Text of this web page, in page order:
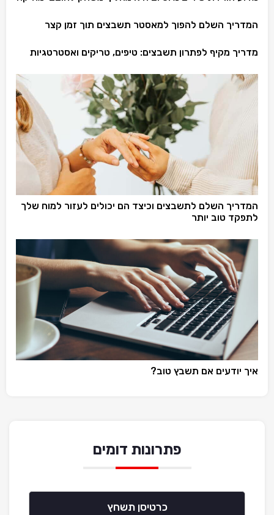
המדריך השלם להפוך למאסטר תשבצים תוך זמן קצר
מדריך מקיף לפתרון תשבצים: טיפים, טריקים ואסטרטגיות
המדריך השלם לתשבצים וכיצד הם יכולים לעזור למוח שלך
לתפקד טוב יותר
איך יודעים אם תשבץ טוב?
פתרונות דומים
כרטיסן תשחץ